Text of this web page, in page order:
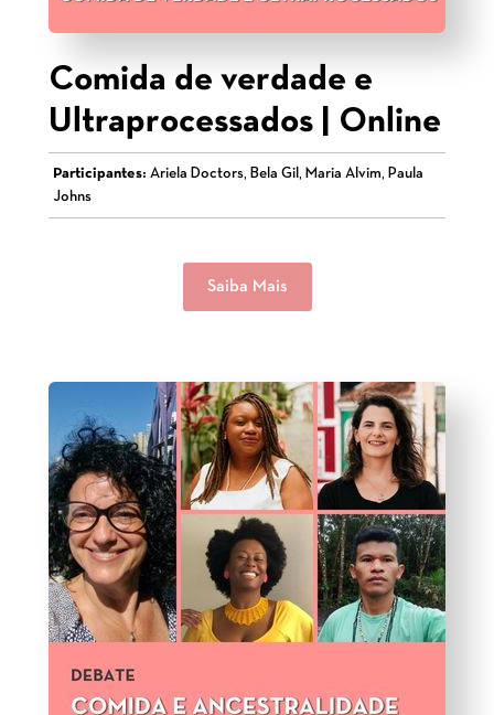
Comida de verdade e
Ultraprocessados | Online
Participantes: Ariela Doctors, Bela Gil, Maria Alvim, Paula
Johns
Saiba Mais